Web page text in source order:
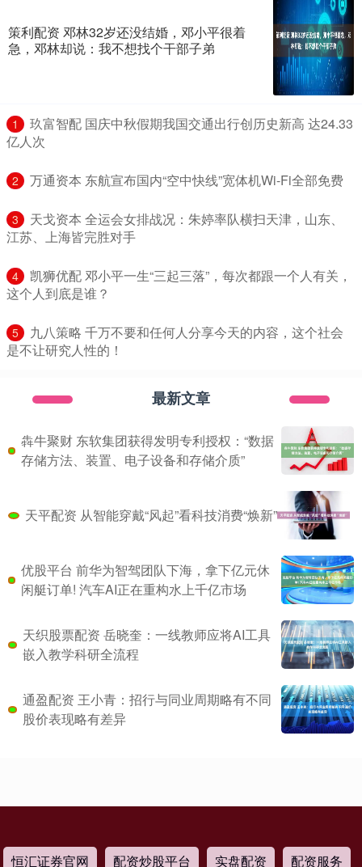
策利配资 邓林32岁还没结婚，邓小平很着
急，邓林却说：我不想找个干部子弟
1
​玖富智配 国庆中秋假期我国交通出行创历史新高 达24.33
亿人次
2 ​万通资本 东航宣布国内“空中快线”宽体机Wi-Fi全部免费
3
​天戈资本 全运会女排战况：朱婷率队横扫天津，山东、
江苏、上海皆完胜对手
4
​凯狮优配 邓小平一生“三起三落”，每次都跟一个人有关，
这个人到底是谁？
5
​九八策略 千万不要和任何人分享今天的内容，这个社会
是不让研究人性的！
最新文章
犇牛聚财 东软集团获得发明专利授权：“数据
存储方法、装置、电子设备和存储介质”
天平配资 从智能穿戴“风起”看科技消费“焕新”
优股平台 前华为智驾团队下海，拿下亿元休
闲艇订单! 汽车AI正在重构水上千亿市场
天织股票配资 岳晓奎：一线教师应将AI工具
嵌入教学科研全流程
通盈配资 王小青：招行与同业周期略有不同
股价表现略有差异
恒汇证券官网 配资炒股平台 实盘配资 配资服务